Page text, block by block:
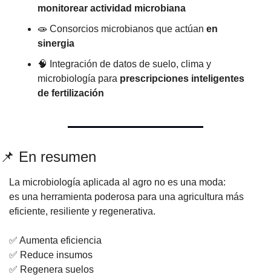
monitorear actividad microbiana
🧫 Consorcios microbianos que actúan en
sinergia
🧠
Integración de datos de suelo, clima y
microbiología para prescripciones inteligentes
de fertilización
📌 En resumen
La microbiología aplicada al agro no es una moda:
es una herramienta poderosa para una agricultura más
eficiente, resiliente y regenerativa.
✅ Aumenta eficiencia
✅ Reduce insumos
✅ Regenera suelos